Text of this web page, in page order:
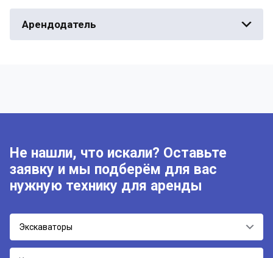
Арендодатель
Не нашли, что искали? Оставьте
заявку и мы подберём для вас
нужную технику для аренды
Экскаваторы